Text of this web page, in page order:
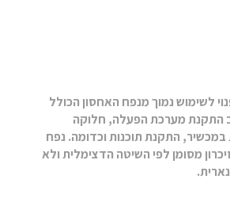
לשימוש נמוך מנפח האחסון הכולל
התקנת מערכת הפעלה, חלוקה
במכשיר, התקנת תוכנות וכדומה. נפח
מסומן לפי השיטה הדצימלית ולא